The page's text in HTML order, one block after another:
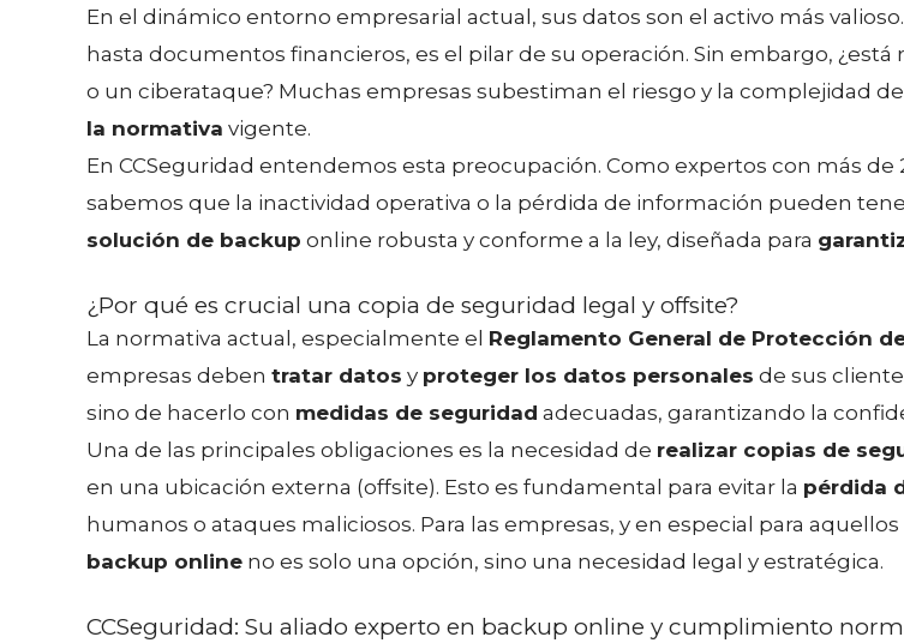
En el dinámico entorno empresarial actual, sus datos son el activo más
hasta documentos financieros, es el pilar de su operación. Sin embargo,
o un ciberataque? Muchas empresas subestiman el riesgo y la complejidad
la normativa vigente.
En CCSeguridad entendemos esta preocupación. Como expertos con más
sabemos que la inactividad operativa o la pérdida de información pueden
solución de backup online robusta y conforme a la ley, diseñada para
¿Por qué es crucial una copia de seguridad legal y offsite?
La normativa actual, especialmente el Reglamento General de Protección
empresas deben tratar datos y proteger los datos personales de sus
sino de hacerlo con medidas de seguridad adecuadas, garantizando la
Una de las principales obligaciones es la necesidad de realizar copias de
en una ubicación externa (offsite). Esto es fundamental para evitar la pérdida
humanos o ataques maliciosos. Para las empresas, y en especial para aquellos
backup online no es solo una opción, sino una necesidad legal y estratégica.
CCSeguridad: Su aliado experto en backup online y cumplimiento